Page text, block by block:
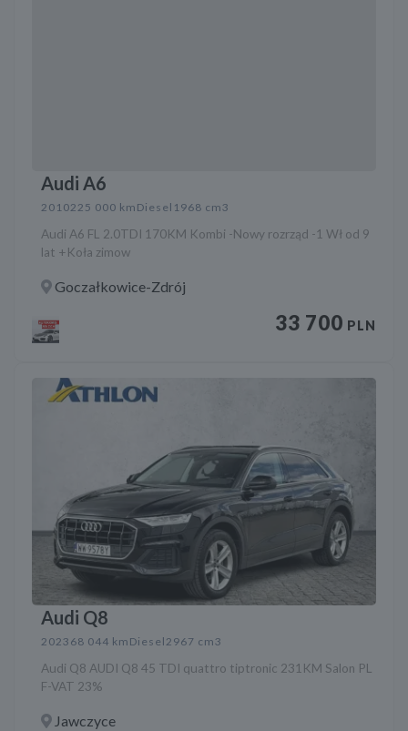
Audi A6
2010225 000 km Diesel 1968 cm3
Audi A6 FL 2.0TDI 170KM Kombi -Nowy rozrząd -1 Wł od 9
lat +Koła zimow
Goczałkowice-Zdrój
33 700 PLN
Audi Q8
2023 68 044 km Diesel2967 cm3
Audi Q8 AUDI Q8 45 TDI quattro tiptronic 231KM Salon PL
F-VAT 23%
Jawczyce